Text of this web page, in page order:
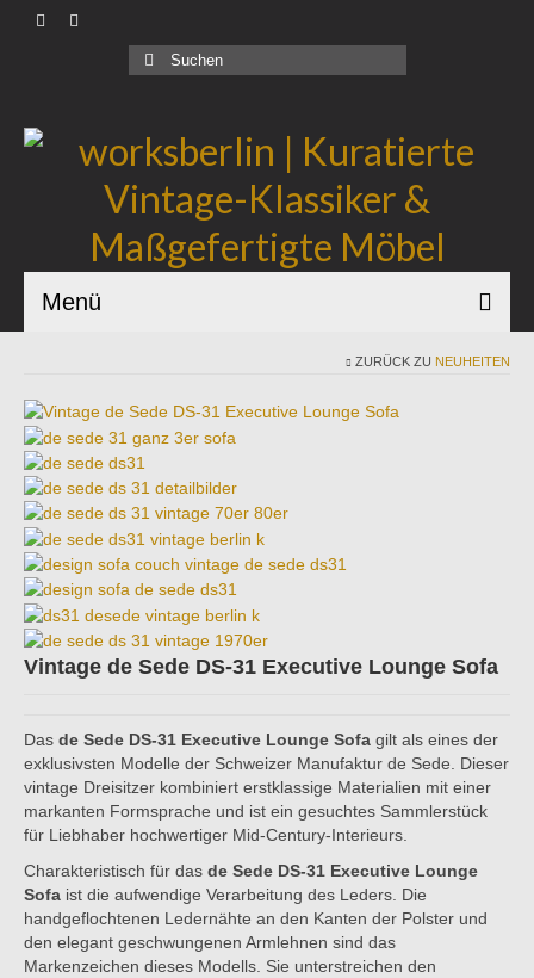
Suchen
nach:
Menü
Über uns |
Industrial Bauhaus |
ZURÜCK ZU NEUHEITEN
Vintage de Sede DS-31 Executive Lounge Sofa
Das de Sede DS-31 Executive Lounge Sofa gilt als eines der
exklusivsten Modelle der Schweizer Manufaktur de Sede. Dieser
vintage Dreisitzer kombiniert erstklassige Materialien mit einer
markanten Formsprache und ist ein gesuchtes Sammlerstück
für Liebhaber hochwertiger Mid-Century-Interieurs.
Charakteristisch für das de Sede DS-31 Executive Lounge
Sofa ist die aufwendige Verarbeitung des Leders. Die
handgeflochtenen Ledernähte an den Kanten der Polster und
den elegant geschwungenen Armlehnen sind das
Markenzeichen dieses Modells. Sie unterstreichen den